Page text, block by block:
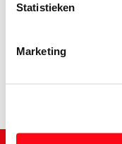
Statistieken
Marketing
0.